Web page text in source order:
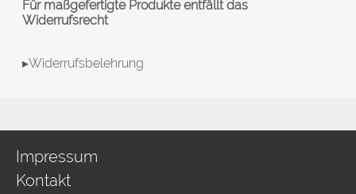
Für maßgefertigte Produkte entfällt das
Widerrufsrecht
▸Widerrufsbelehrung
Impressum
Kontakt